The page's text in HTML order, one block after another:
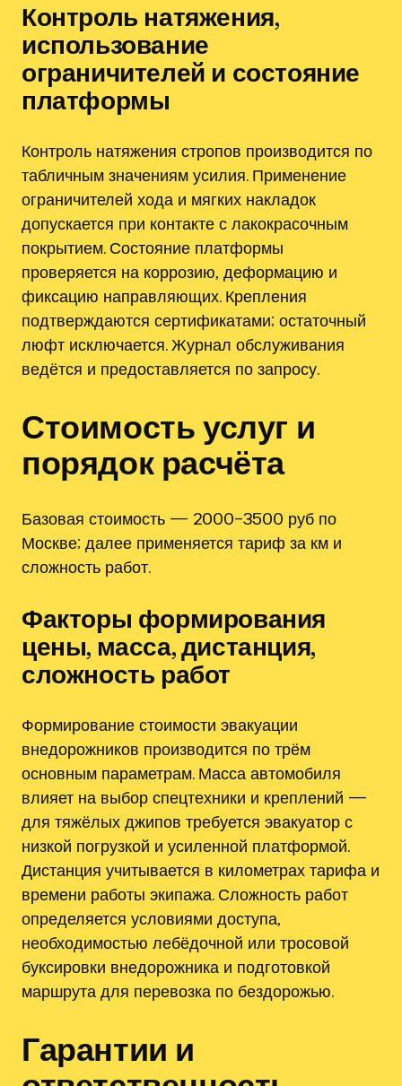
Контроль натяжения‚
использование
ограничителей и состояние
платформы
Контроль натяжения стропов производится по
табличным значениям усилия. Применение
ограничителей хода и мягких накладок
допускается при контакте с лакокрасочным
покрытием. Состояние платформы
проверяется на коррозию‚ деформацию и
фиксацию направляющих. Крепления
подтверждаются сертификатами; остаточный
люфт исключается. Журнал обслуживания
ведётся и предоставляется по запросу.
Стоимость услуг и
порядок расчёта
Базовая стоимость — 2000–3500 руб по
Москве; далее применяется тариф за км и
сложность работ.
Факторы формирования
цены, масса‚ дистанция‚
сложность работ
Формирование стоимости эвакуации
внедорожников производится по трём
основным параметрам. Масса автомобиля
влияет на выбор спецтехники и креплений —
для тяжёлых джипов требуется эвакуатор с
низкой погрузкой и усиленной платформой.
Дистанция учитывается в километрах тарифа и
времени работы экипажа. Сложность работ
определяется условиями доступа‚
необходимостью лебёдочной или тросовой
буксировки внедорожника и подготовкой
маршрута для перевозка по бездорожью.
Гарантии и